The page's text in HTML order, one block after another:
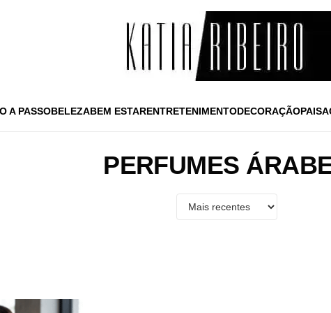
A PASSOBELEZABEM ESTARENTRETENIMENTODECORAÇÃO
PERFUMES